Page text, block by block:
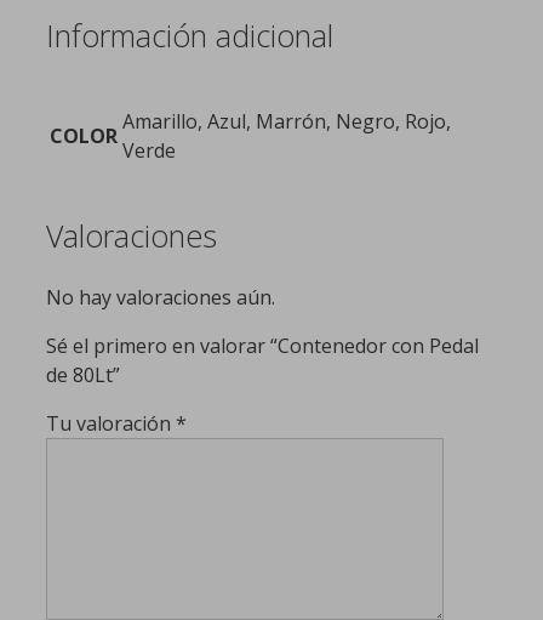
Información adicional
COLOR
Amarillo, Azul, Marrón, Negro, Rojo,
Verde
Valoraciones
No hay valoraciones aún.
Sé el primero en valorar “Contenedor con Pedal
de 80Lt”
Tu valoración *